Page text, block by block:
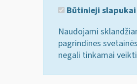
Būtinieji slapukai
Naudojami
pagrindines
negali tinkamai